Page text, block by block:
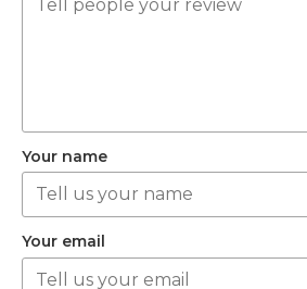
Your name
Your email